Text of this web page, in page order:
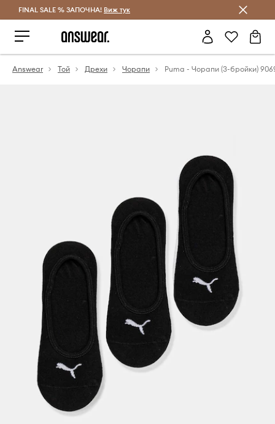
Спестявай с Answear Club
FINAL SALE % ЗАПОЧНА! Виж тук
Answear Той Дрехи Чорапи